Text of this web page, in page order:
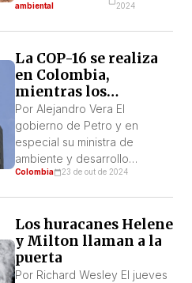
esencialmente llamar la
grupos ecologistas se
acuerdo para parar la
destrucción de la
biodiversidad y luchar contra
la sexta extinción en masa
que está en marcha[1] (Según
Green Facts “en […]
ambiental
2024
La COP-16 se realiza
en Colombia,
mientras los
capitalistas
continúan
destruyendo la
naturaleza en el
mundo
Por Alejandro Vera El
gobierno de Petro y en
especial su ministra de
ambiente y desarrollo
sostenible Susana Muhamad
de la COP-16 en la ciudad de
Cali, evento que traerá más
de 15.000 visitantes a la
misma del 21 de octubre al 1
Colombia 23 de out de 2024
Los huracanes Helene
y Milton llaman a la
puerta
Por Richard Wesley El jueves